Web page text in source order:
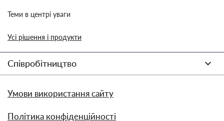
Теми в центрі уваги
Усі рішення і продукти
Співробітництво
Умови використання сайту
Політика конфіденційності